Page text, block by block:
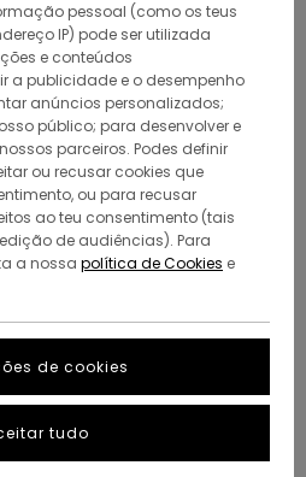
pessoal (como os teus
IP) pode ser utilizada
e conteúdos
a publicidade e o desempenho
anúncios personalizados;
público; para desenvolver e
parceiros. Podes definir
ou recusar cookies que
ou para recusar
ao teu consentimento (tais
de audiências). Para
a nossa política de Cookies e
de cookies
tudo